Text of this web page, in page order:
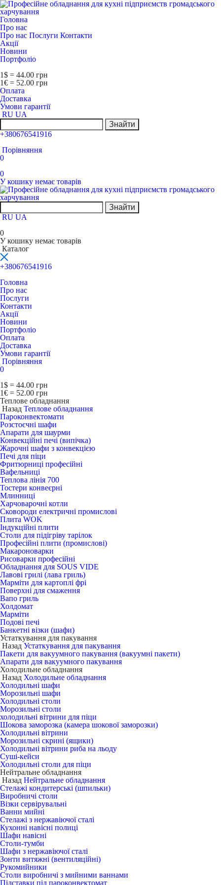
Головна
Про нас
Про нас Послуги Контакти
Акції
Новини
Портфоліо
1$ = 44.00 грн
1€ = 52.00 грн
Оплата
Доставка
Умови гарантії
RU UA
Знайти
+380676541916
Порівняння
0
0
У кошику немає товарів
Знайти
RU UA
0
У кошику немає товарів
Каталог
+380676541916
Головна
Про нас
Послуги
Контакти
Акції
Новини
Портфоліо
Оплата
Доставка
Умови гарантії
Порівняння
0
1$ = 44.00 грн
1€ = 52.00 грн
Теплове обладнання
Назад Теплове обладнання
Пароконвектомати
Розстоєчні шафи
Апарати для шаурми
Конвекційні печі (випічка)
Жарочні шафи з конвекцією
Печі для піци
Фритюрниці професійні
Вафельниці
Теплова лінія 700
Тостери конвеєрні
Млинниці
Харчоварочні котли
Сковороди електричні промислові
Плита WOK
Індукційні плити
Столи для підігріву тарілок
Професійні плити (промислові)
Макароноварки
Рисоварки професійні
Обладнання для SOUS VIDE
Лавові грилі (лава гриль)
Марміти для картоплі фрі
Поверхні для смаження
Вапо гриль
Холдомат
Марміти
Подові печі
Банкетні візки (шафи)
Устаткування для пакування
Назад Устаткування для пакування
Пакети для вакуумного пакування (вакуумні пакети)
Апарати для вакуумного пакування
Холодильне обладнання
Назад Холодильне обладнання
Холодильні шафи
Морозильні шафи
Холодильні столи
Морозильні столи
холодильні вітрини для піци
Шокова заморозка (камера шокової заморозки)
Холодильні вітрини
Морозильні скрині (ящики)
Холодильні вітрини риба на льоду
Суші-кейси
Холодильні столи для піци
Нейтральне обладнання
Назад Нейтральне обладнання
Стелажі кондитерські (шпильки)
Виробничі столи
Візки сервірувальні
Ванни мийні
Стелажі з нержавіючої сталі
Кухонні навісні полиці
Шафи навісні
Столи-тумби
Шафи з нержавіючої сталі
Зонти витяжні (вентиляційні)
Рукомийники
Столи виробничі з мийними ваннами
Підставки під пароконвектомат